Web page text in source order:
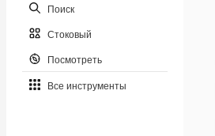
Поиск
Стоковый
Посмотреть
Все инструменты